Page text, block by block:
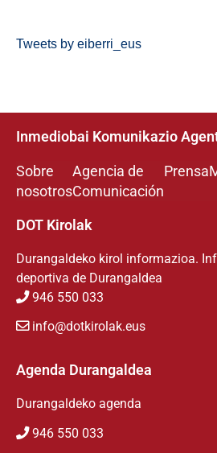
Tweets by eiberri_eus
Inmediobai Komunikazio
Sobre
nosotros
Agencia de
Comunicación
Prensa
DOT Kirolak
Durangaldeko kirol informazioa.
deportiva de Durangaldea
946 550 033
info@dotkirolak.eus
Agenda Durangaldea
Durangaldeko agenda
946 550 033